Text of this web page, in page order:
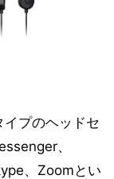
プのヘッドセ
、
、Zoomとい